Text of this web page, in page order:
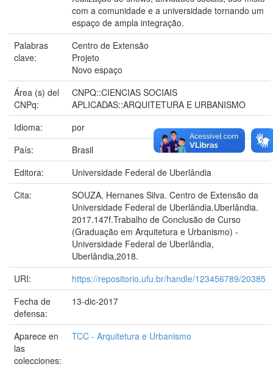
com a comunidade e a universidade tornando um
espaço de ampla integração.
Palabras
clave:
Centro de Extensão
Projeto
Novo espaço
Área (s) del
CNPq:
CNPQ::CIENCIAS SOCIAIS
APLICADAS::ARQUITETURA E URBANISMO
Idioma:
por
País:
Brasil
Editora:
Universidade Federal de Uberlândia
Cita:
SOUZA, Hernanes Silva. Centro de Extensão da
Universidade Federal de Uberlândia.Uberlândia.
2017.147f.Trabalho de Conclusão de Curso
(Graduação em Arquitetura e Urbanismo) -
Universidade Federal de Uberlândia,
Uberlândia,2018.
URI:
https://repositorio.ufu.br/handle/123456789/20385
Fecha de
defensa:
13-dic-2017
Aparece en
las
colecciones:
TCC - Arquitetura e Urbanismo